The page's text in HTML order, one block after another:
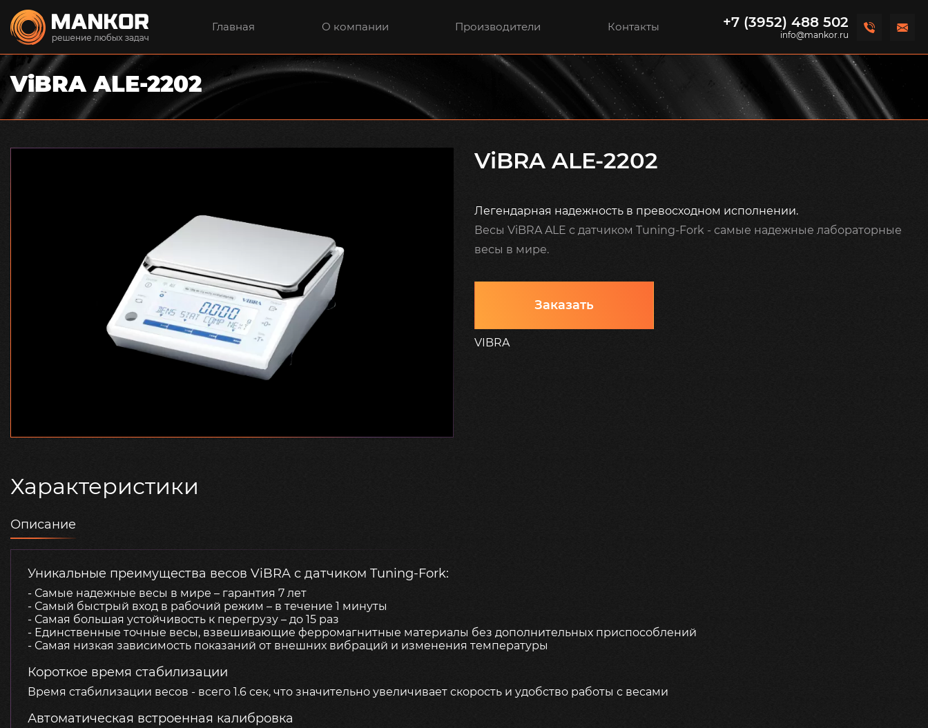
Главная О компании Производители Контакты +7 (3952) 488 502
info@mankor.ru
ViBRA ALE-2202
ViBRA ALE-2202
Легендарная надежность в превосходном исполнении.
Весы ViBRA ALE с датчиком Tuning-Fork - самые надежные лабораторные
весы в мире.
Заказать
VIBRA
Характеристики
Описание
Уникальные преимущества весов ViBRA с датчиком Tuning-Fork:
- Самые надежные весы в мире – гарантия 7 лет
- Самый быстрый вход в рабочий режим – в течение 1 минуты
- Самая большая устойчивость к перегрузу – до 15 раз
- Единственные точные весы, взвешивающие ферромагнитные материалы без дополнительных приспособлений
- Самая низкая зависимость показаний от внешних вибраций и изменения температуры
Короткое время стабилизации
Время стабилизации весов - всего 1.6 сек, что значительно увеличивает скорость и удобство работы с весами
Автоматическая встроенная калибровка